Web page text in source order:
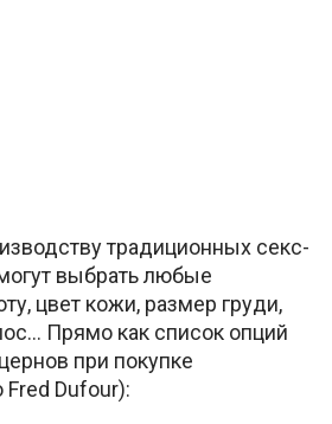
традиционных секс-
выбрать любые
цвет кожи, размер груди,
Прямо как список опций
при покупке
Dufour):